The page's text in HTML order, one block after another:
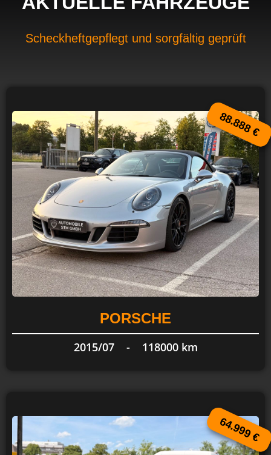
Scheckheftgepflegt und sorgfältig geprüft
88.888 €
PORSCHE
2015/07 - 118000 km
64.999 €